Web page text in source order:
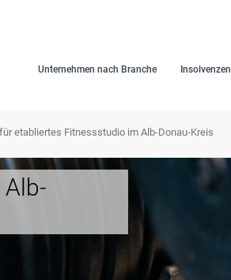
Unternehmen nach Branche Insolvenzen
etabliertes Fitnessstudio im Alb-Donau-Kreis